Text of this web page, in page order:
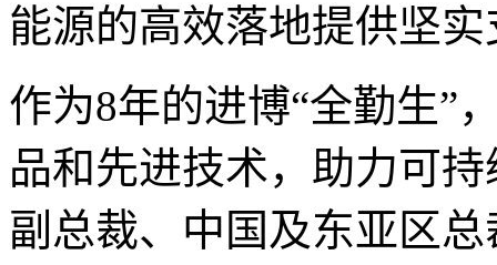
能源的高效落地提供坚实
作为8年的进博“全勤生”
品和先进技术，助力可
副总裁、中国及东亚区